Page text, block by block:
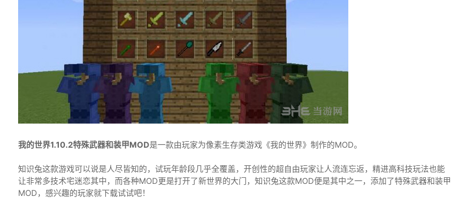
我的世界1.10.2特殊武器和装甲MOD是一款由玩家为像素生存类游戏《我的世界》制作的MOD。
知识兔这款游戏可以说是人尽皆知的，试玩年龄段几乎全覆盖，开创性的超自由玩家让人流连忘返，精进高科技玩法也能
让非常多技术宅迷恋其中，而各种MOD更是打开了新世界的大门，知识兔这款MOD便是其中之一，添加了特殊武器和装甲
MOD，感兴趣的玩家就下载试试吧！